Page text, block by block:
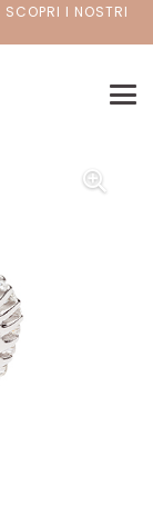
SCOPRI I NOSTRI